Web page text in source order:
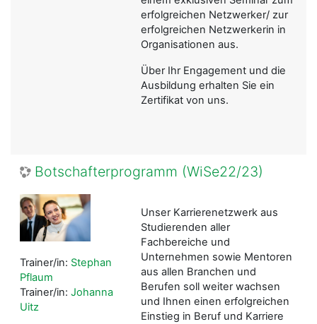
erfolgreichen Netzwerker/ zur
erfolgreichen Netzwerkerin in
Organisationen aus.
Über Ihr Engagement und die
Ausbildung erhalten Sie ein
Zertifikat von uns.
Botschafterprogramm (WiSe22/23)
Unser Karrierenetzwerk aus
Studierenden aller
Fachbereiche und
Unternehmen sowie Mentoren
aus allen Branchen und
Berufen soll weiter wachsen
und Ihnen einen erfolgreichen
Einstieg in Beruf und Karriere
Trainer/in: Stephan
Pflaum
Trainer/in: Johanna
Uitz